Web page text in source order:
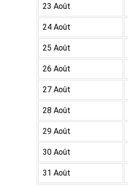
23 Août
24 Août
25 Août
26 Août
27 Août
28 Août
29 Août
30 Août
31 Août